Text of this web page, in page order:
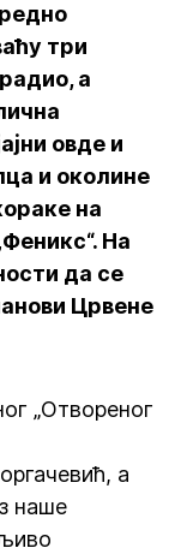
три
а
овде и
и околине
на
На
да се
Црвене
„Отвореног
а
наше